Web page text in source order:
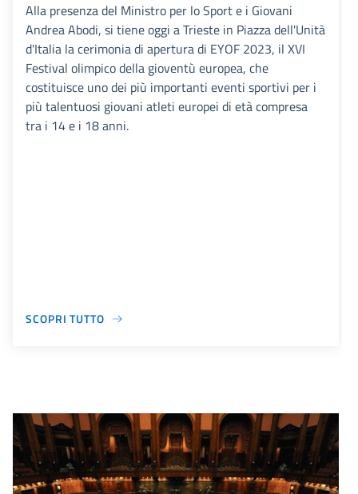
Alla presenza del Ministro per lo Sport e i Giovani
Andrea Abodi, si tiene oggi a Trieste in Piazza dell'Unità
d'Italia la cerimonia di apertura di EYOF 2023, il XVI
Festival olimpico della gioventù europea, che
costituisce uno dei più importanti eventi sportivi per i
più talentuosi giovani atleti europei di età compresa
tra i 14 e i 18 anni.
SCOPRI TUTTO